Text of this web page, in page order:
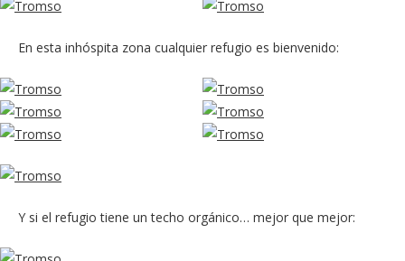
En esta inhóspita zona cualquier refugio es bienvenido:
Y si el refugio tiene un techo orgánico… mejor que mejor: